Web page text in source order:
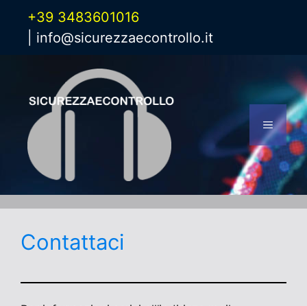
contenuto
+39 3483601016
info@sicurezzaecontrollo.it
Menu
Contattaci